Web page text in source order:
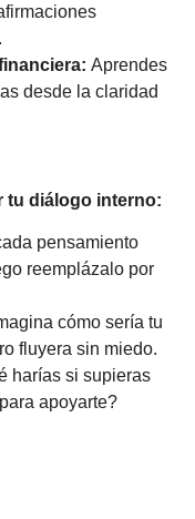
Aprendes
desde la claridad
tu diálogo interno:
pensamiento
reemplázalo por
cómo sería tu
fluyera sin miedo.
harías si supieras
apoyarte?